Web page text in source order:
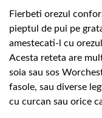
Fierbeti orezul
pieptul de pui pe
amestecati-l cu
Acesta reteta are
soia sau sos
fasole, sau diverse
cu curcan sau orice